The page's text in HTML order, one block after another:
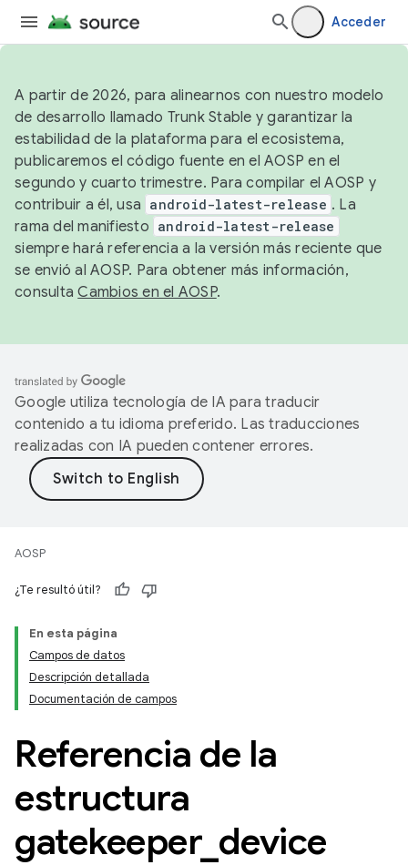
Acceder
A partir de 2026, para alinearnos con nuestro modelo
de desarrollo llamado Trunk Stable y garantizar la
estabilidad de la plataforma para el ecosistema,
publicaremos el código fuente en el AOSP en el
segundo y cuarto trimestre. Para compilar el AOSP y
contribuir a él, usa android-latest-release . La
rama del manifiesto android-latest-release
siempre hará referencia a la versión más reciente que
se envió al AOSP. Para obtener más información,
consultaCambios en el AOSP.
Google utiliza tecnología de IA para traducir
contenido a tu idioma preferido. Las traducciones
realizadas con IA pueden contener errores.
AOSP
¿Te resultó útil?
En esta página
Campos de datos
Descripción detallada
Documentación de campos
Referencia de la
estructura
gatekeeper_ device